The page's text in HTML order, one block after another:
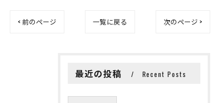
< 前のページ 一覧に戻る 次のページ >
最近の投稿 Recent Posts